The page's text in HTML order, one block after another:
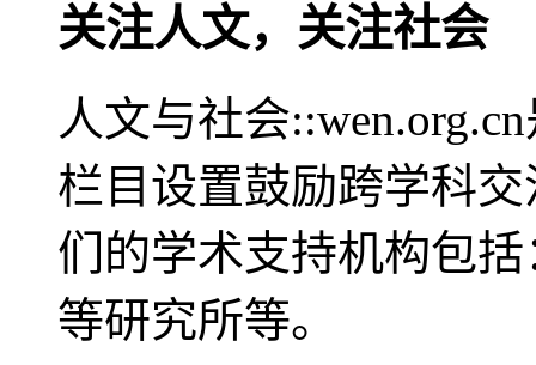
关注人文，关注社会
人文与社会
栏目设置鼓励跨学科
们的学术支持机构包
等研究所等。